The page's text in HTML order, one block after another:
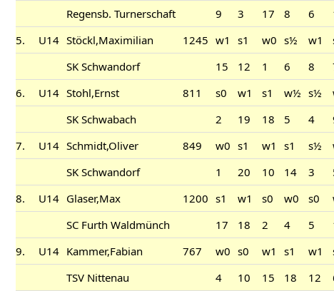
Regensb. Turnerschaft
9 3 17 8 6
5.
U14 Stöckl,Maximilian 1245 w1 s1 w0 s½ w1
SK Schwandorf
15 12 1 6 8
6.
U14 Stohl,Ernst 811 s0 w1 s1 w½ s½
SK Schwabach
2 19 18 5 4
7.
U14 Schmidt,Oliver 849 w0 s1 w1 s1 s½
SK Schwandorf
1 20 10 14 3
8.
U14 Glaser,Max 1200 s1 w1 s0 w0 s0
SC Furth Waldmünch
17 18 2 4 5
9.
U14 Kammer,Fabian 767 w0 s0 w1 s1 w1
TSV Nittenau
4 10 15 18 12